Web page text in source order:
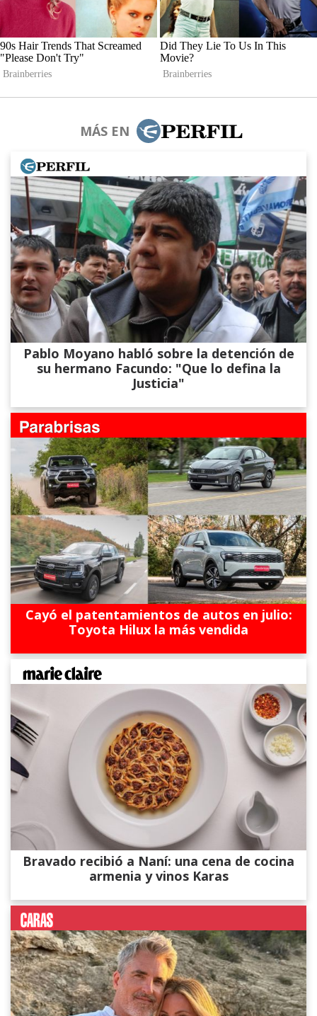
MÁS EN
Pablo Moyano habló sobre la detención de
su hermano Facundo: "Que lo defina la
Justicia"
Cayó el patentamientos de autos en julio:
Toyota Hilux la más vendida
Bravado recibió a Naní: una cena de cocina
armenia y vinos Karas